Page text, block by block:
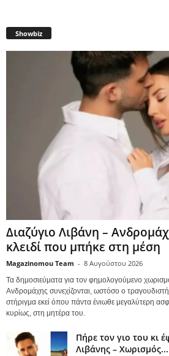
Showbiz
Διαζύγιο Λιβάνη –
κλειδί που μπήκε στη μέση
Magazinomou Team - 8 Αυγούστου 2026
Τα δημοσιεύματα για τον φημολογούμενο
Ανδρομάχης συνεχίζονται, ωστόσο ο
στήριγμα εκεί όπου πάντα ένιωθε μεγαλύτερη
κυρίως, στη μητέρα του.
Πήρε τον γιο του κι
Λιβάνης – Χωρισμός...